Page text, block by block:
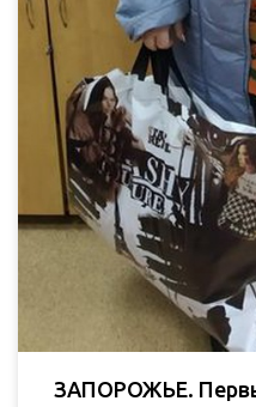
ЗАПОРОЖЬЕ.